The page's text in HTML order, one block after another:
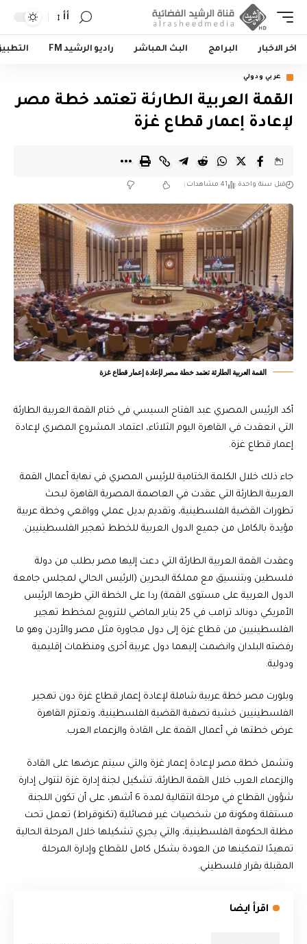
أأ
اخر الاخبار البرامج البث المباشر راديو الرشيد FM
عربي ودولي
القمة العربية الطارئة تعتمد خطة مصر
لإعادة إعمار قطاع غزة
قبل سنة واحدة 41 مشاهدات
القمة العربية الطارئة تعتمد خطة مصر لإعادة إعمار قطاع غزة
أكد الرئيس المصري عبد الفتاح السيسي في ختام القمة العربية الطارئة
التي انعقدت في القاهرة اليوم الثلاثاء، اعتماد المشروع المصري لإعادة
إعمار قطاع غزة.
جاء ذلك خلال الكلمة الختامية للرئيس المصري في نهاية أعمال القمة
العربية الطارئة التي عقدت في العاصمة المصرية القاهرة لبحث
تطورات القضية الفلسطينية، وتقديم بديل عملي وواقعي وخطة عربية
مؤيدة بالكامل من جميع الدول العربية للخطط تهجير الفلسطينيين.
وعقدت القمة العربية الطارئة التي دعت إليها مصر بطلب من دولة
فلسطين وبتنسيق مع مملكة البحرين (الرئيس الحالي لمجلس جامعة
الدول العربية على مستوى القمة) ردا على الخطة التي طرحها الرئيس
الأمريكي دونالد ترامب في 25 يناير الماضي للترويج لمخطط تهجير
الفلسطينيين من قطاع غزة إلى دول مجاورة مثل مصر والأردن وهو ما
رفضته البلدان وانضمت إليهما دول عربية أخرى ومنظمات إقليمية
ودولية.
وبلورت مصر خطة عربية شاملة لإعادة إعمار قطاع غزة دون تهجير
الفلسطينيين خشية تصفية القضية الفلسطينية، وتعتزم القاهرة
عرض خطتها في أعمال القمة على القادة والزعماء العرب.
وتشمل خطة مصر لإعادة إعمار غزة والتي سيتم عرضها على القادة
والزعماء العرب خلال القمة الطارئة، تشكيل لجنة إدارة غزة لتتولى إدارة
شؤون القطاع في مرحلة انتقالية لمدة 6 أشهر، على أن تكون اللجنة
مستقلة ومكونة من شخصيات غير فصائلية (تكنوقراط) تعمل تحت
مظلة الحكومة الفلسطينية، والتي يجري تشكيلها خلال المرحلة الحالية
تمهيدًا لتمكينها من العودة بشكل كامل للقطاع وإدارة المرحلة
المقبلة بقرار فلسطيني.
اقرأ ايضا